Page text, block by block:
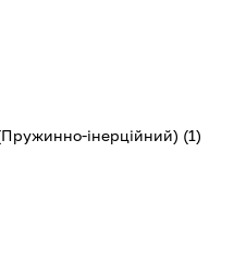
інерційний) (1)